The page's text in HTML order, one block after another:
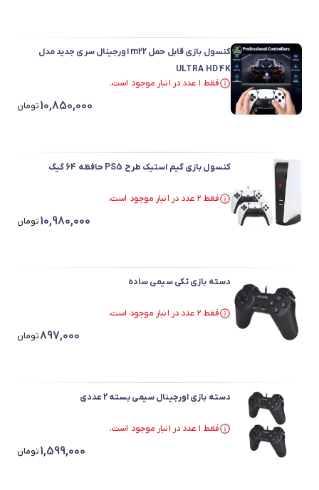
کنسول بازی قابل حمل m22 اورجینال سری جدید مدل
ULTRA HD 4K
فقط ۱ عدد در انبار موجود است.
10,850,000تومان
کنسول بازی گیم استیک طرح PS5 حافظه 64 گیگ
فقط ۲ عدد در انبار موجود است.
10,980,000تومان
دسته بازی تکی سیمی ساده
فقط ۲ عدد در انبار موجود است.
897,000تومان
دسته بازی اورجینال سیمی بسته 2 عددی
فقط ۱ عدد در انبار موجود است.
1,599,000تومان